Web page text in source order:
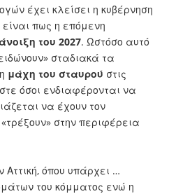
έχει κλείσει η κυβέρνηση
πως η επόμενη
του 2027. Ωστόσο αυτό
σταδιακά τα
μάχη του σταυρού στις
όσοι ενδιαφέρονται να
να έχουν τον
στην περιφέρεια
όπου υπάρχει …
του κόμματος ενώ η